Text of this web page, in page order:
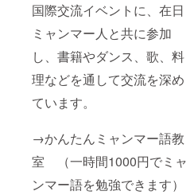
国際交流イベントに、在日
ミャンマー人と共に参加
し、書籍やダンス、歌、料
理などを通して交流を深め
ています。
→かんたんミャンマー語教
室 （一時間1000円でミャ
ンマー語を勉強できます）